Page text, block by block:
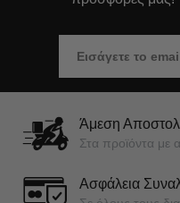
Άμεση
Στα προϊόντα με
Ασφάλεια